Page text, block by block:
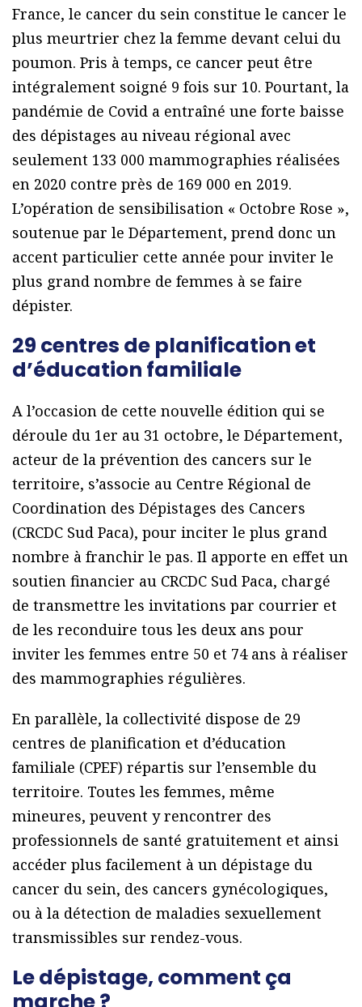
France, le cancer du sein constitue le cancer le
plus meurtrier chez la femme devant celui du
poumon. Pris à temps, ce cancer peut être
intégralement soigné 9 fois sur 10. Pourtant, la
pandémie de Covid a entraîné une forte baisse
des dépistages au niveau régional avec
seulement 133 000 mammographies réalisées
en 2020 contre près de 169 000 en 2019.
L’opération de sensibilisation « Octobre Rose »,
soutenue par le Département, prend donc un
accent particulier cette année pour inviter le
plus grand nombre de femmes à se faire
dépister.
29 centres de planification et
d’éducation familiale
A l’occasion de cette nouvelle édition qui se
déroule du 1er au 31 octobre, le Département,
acteur de la prévention des cancers sur le
territoire, s’associe au Centre Régional de
Coordination des Dépistages des Cancers
(CRCDC Sud Paca), pour inciter le plus grand
nombre à franchir le pas. Il apporte en effet un
soutien financier au CRCDC Sud Paca, chargé
de transmettre les invitations par courrier et
de les reconduire tous les deux ans pour
inviter les femmes entre 50 et 74 ans à réaliser
des mammographies régulières.
En parallèle, la collectivité dispose de 29
centres de planification et d’éducation
familiale (CPEF) répartis sur l’ensemble du
territoire. Toutes les femmes, même
mineures, peuvent y rencontrer des
professionnels de santé gratuitement et ainsi
accéder plus facilement à un dépistage du
cancer du sein, des cancers gynécologiques,
ou à la détection de maladies sexuellement
transmissibles sur rendez-vous.
Le dépistage, comment ça